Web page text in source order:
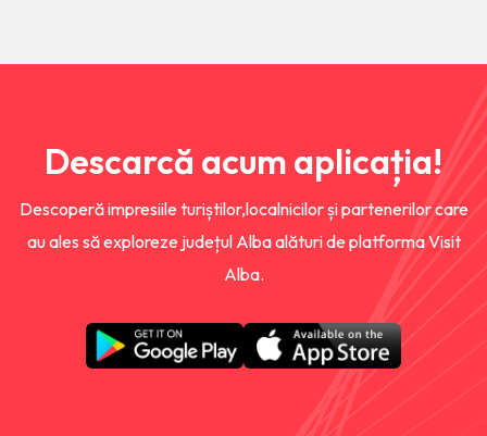
Descarcă acum aplicația!
Descoperă impresiile turiștilor,localnicilor și partenerilor care
au ales să exploreze județul Alba alături de platforma Visit
Alba.